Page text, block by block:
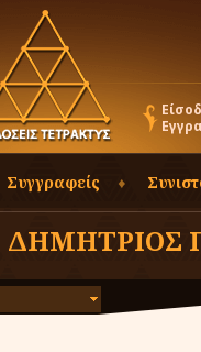
Συγγραφείς